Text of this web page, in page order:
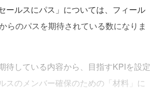
ールスにパス」については、フィール
らのパスを期待されている数になりま
している内容から、目指すKPIを設定
スのメンバー確保のための「材料」に